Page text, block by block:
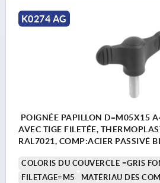
K0274 AG
POIGNÉE PAPILLON D=M05X15
AVEC TIGE FILETÉE,
RAL7021, COMP:ACIER PASSIVÉ
COLORIS DU COUVERCLE =GRIS
FILETAGE=M5
MATÉRIAU DES